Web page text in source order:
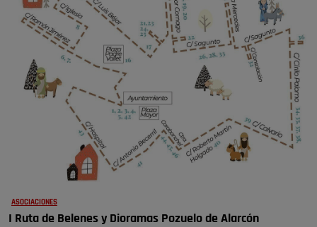
ASOCIACIONES
I Ruta de Belenes y Dioramas Pozuelo de Alarcón